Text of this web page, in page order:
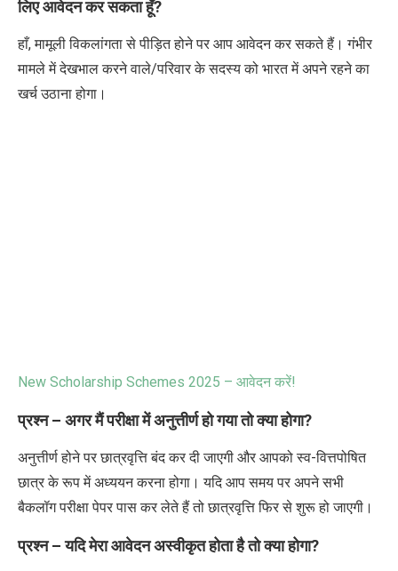
लिए आवेदन कर सकता हूँ?
हाँ,मामूली विकलांगता से पीड़ित होने पर आप आवेदन कर सकते हैं। गंभीर
मामले में देखभाल करने वाले/परिवार के सदस्य को भारत में अपने रहने का
खर्च उठाना होगा।
New Scholarship Schemes 2025 – आवेदन करें!
प्रश्न – अगर मैं परीक्षा में अनुत्तीर्ण हो गया तो क्या होगा?
अनुत्तीर्ण होने पर छात्रवृत्ति बंद कर दी जाएगी और आपको स्व-वित्तपोषित
छात्र के रूप में अध्ययन करना होगा। यदि आप समय पर अपने सभी
बैकलॉग परीक्षा पेपर पास कर लेते हैं तो छात्रवृत्ति फिर से शुरू हो जाएगी।
प्रश्न – यदि मेरा आवेदन अस्वीकृत होता है तो क्या होगा?